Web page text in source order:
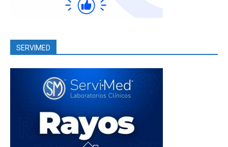
SERVIMED